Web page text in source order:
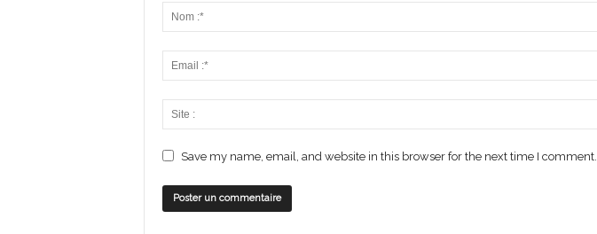
Save my name, email, and website in this browser for the next time I comment.